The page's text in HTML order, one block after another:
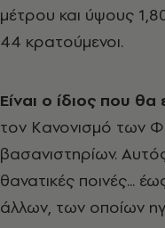
μέτρου και ύψους
44 κρατούμενοι.
Eίναι ο ίδιος που
τον Kανονισμό των
βασανιστηρίων.
θανατικές ποινές...
άλλων, των οποίων